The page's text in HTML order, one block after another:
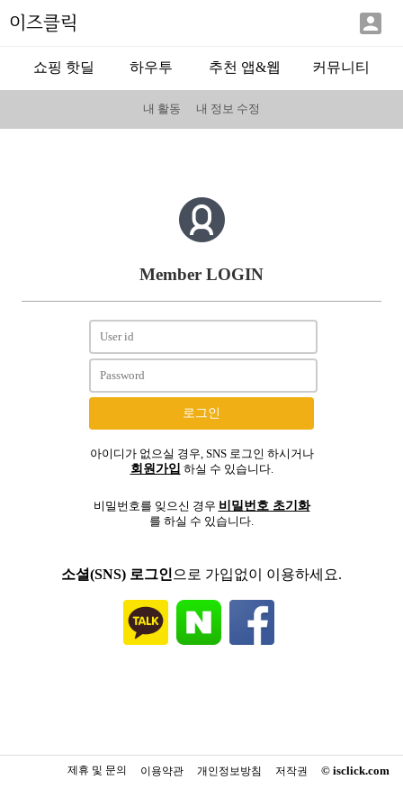
이즈클릭 
쇼핑 핫딜 하우투 추천 앱&웹 커뮤니티
내 활동 내 정보 수정
Member LOGIN
아이디가 없으실 경우, SNS 로그인 하시거나
회원가입 하실 수 있습니다.
비밀번호를 잊으신 경우 비밀번호 초기화
를 하실 수 있습니다.
소셜(SNS) 로그인 으로 가입없이 이용하세요.
© isclick.com
저작권
개인정보방침
이용약관
제휴 및 문의